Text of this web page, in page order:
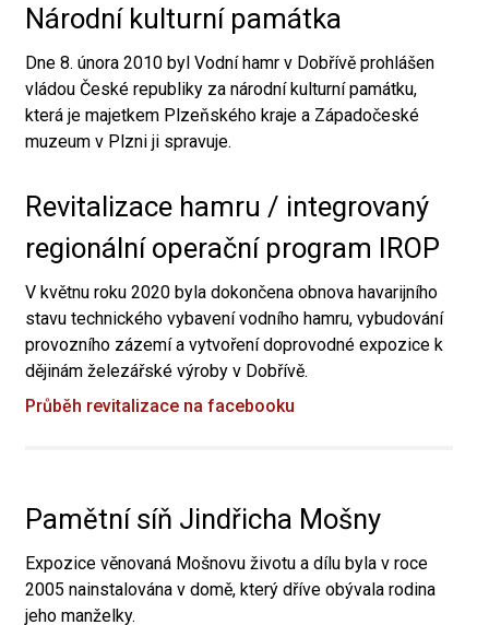
Národní kulturní památka
Dne 8. února 2010 byl Vodní hamr v Dobřívě prohlášen
vládou České republiky za národní kulturní památku,
která je majetkem Plzeňského kraje a Západočeské
muzeum v Plzni ji spravuje.
Revitalizace hamru / integrovaný
regionální operační program IROP
V květnu roku 2020 byla dokončena obnova havarijního
stavu technického vybavení vodního hamru, vybudování
provozního zázemí a vytvoření doprovodné expozice k
dějinám železářské výroby v Dobřívě.
Průběh revitalizace na facebooku
Pamětní síň Jindřicha Mošny
Expozice věnovaná Mošnovu životu a dílu byla v roce
2005 nainstalována v domě, který dříve obývala rodina
jeho manželky.